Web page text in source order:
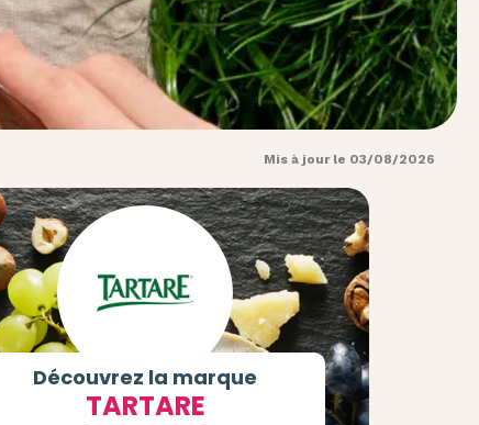
Mis à jour le 03/08/2026
Découvrez la marque
TARTARE